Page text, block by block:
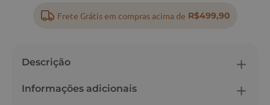
Frete Grátis em compras acima de R$499,90
Descrição
Informações adicionais